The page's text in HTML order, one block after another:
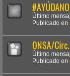
Último
Publicado en
ONSA/
Último
Publicado en